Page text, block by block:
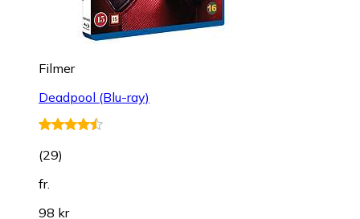
Filmer
Deadpool (Blu-ray)
(29)
fr.
98 kr